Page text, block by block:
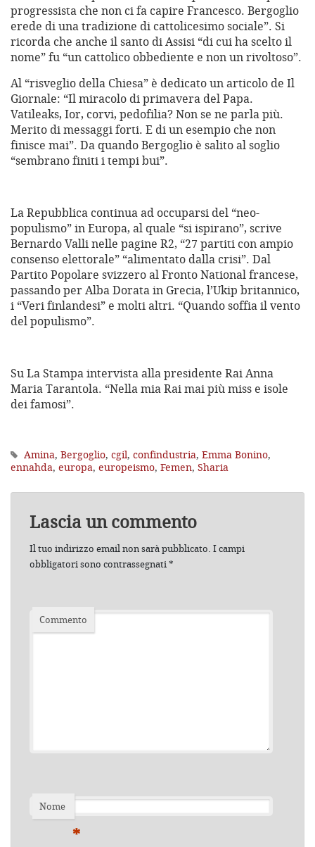
progressista che non ci fa capire Francesco. Bergoglio
erede di una tradizione di cattolicesimo sociale”. Si
ricorda che anche il santo di Assisi “di cui ha scelto il
nome” fu “un cattolico obbediente e non un rivoltoso”.
Al “risveglio della Chiesa” è dedicato un articolo de Il
Giornale: “Il miracolo di primavera del Papa.
Vatileaks, Ior, corvi, pedofilia? Non se ne parla più.
Merito di messaggi forti. E di un esempio che non
finisce mai”. Da quando Bergoglio è salito al soglio
“sembrano finiti i tempi bui”.
La Repubblica continua ad occuparsi del “neo-
populismo” in Europa, al quale “si ispirano”, scrive
Bernardo Valli nelle pagine R2, “27 partiti con ampio
consenso elettorale” “alimentato dalla crisi”. Dal
Partito Popolare svizzero al Fronto National francese,
passando per Alba Dorata in Grecia, l’Ukip britannico,
i “Veri finlandesi” e molti altri. “Quando soffia il vento
del populismo”.
Su La Stampa intervista alla presidente Rai Anna
Maria Tarantola. “Nella mia Rai mai più miss e isole
dei famosi”.
Amina, Bergoglio, cgil, confindustria, Emma Bonino,
ennahda, europa, europeismo, Femen, Sharia
Lascia un commento
Il tuo indirizzo email non sarà pubblicato. I campi
obbligatori sono contrassegnati*
Commento
Nome
*